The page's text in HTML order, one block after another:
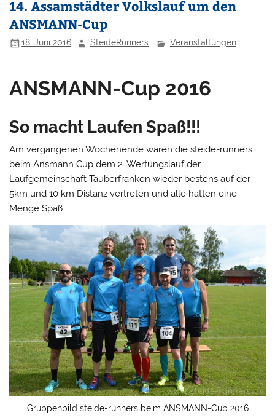
14. Assamstädter Volkslauf um den
ANSMANN-Cup
18. Juni 2016 SteideRunners Veranstaltungen
ANSMANN-Cup 2016
So macht Laufen Spaß!!!
Am vergangenen Wochenende waren die steide-runners
beim Ansmann Cup dem 2. Wertungslauf der
Laufgemeinschaft Tauberfranken wieder bestens auf der
5km und 10 km Distanz vertreten und alle hatten eine
Menge Spaß.
Gruppenbild steide-runners beim ANSMANN-Cup 2016